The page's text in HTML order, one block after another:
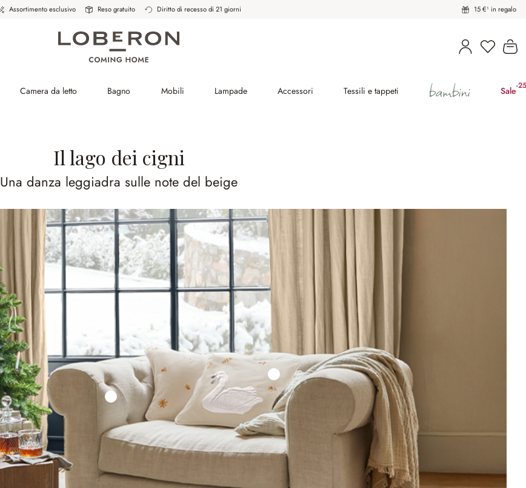
Assortimento esclusivo Reso gratuito Diritto di recesso di 21 giorni 15 €¹ in regalo
Hai 0 Il
Camera da letto Bagno Mobili Lampade Accessori Tessili e tappeti bambini Sale-
Il lago dei cigni
Una danza leggiadra sulle note del beige